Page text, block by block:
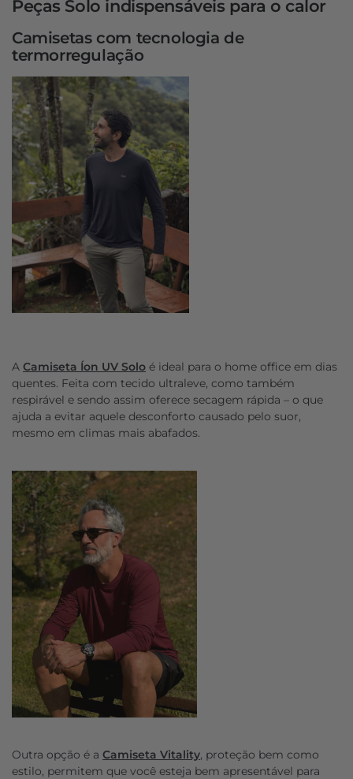
Peças Solo indispensáveis para o calor
Camisetas com tecnologia de
termorregulação
ACamiseta Íon UV Solo é ideal para o home office em dias
quentes. Feita com tecido ultraleve, como também
respirável e sendo assim oferece secagem rápida – o que
ajuda a evitar aquele desconforto causado pelo suor,
mesmo em climas mais abafados.
Outra opção é aCamiseta Vitality, proteção bem como
estilo, permitem que você esteja bem apresentável para